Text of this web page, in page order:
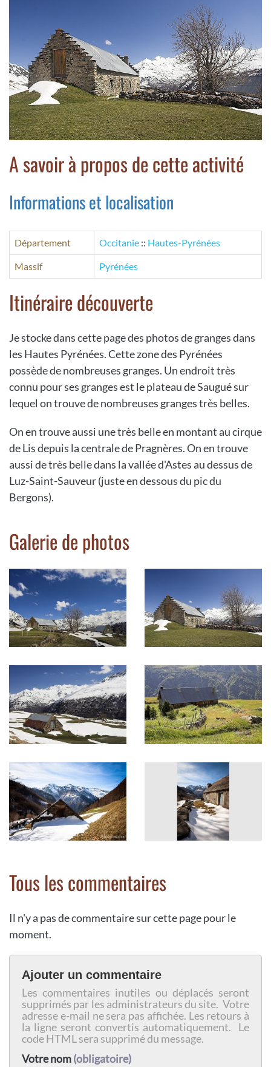
A savoir à propos de cette activité
Informations et localisation
Département Occitanie :: Hautes-Pyrénées
Massif Pyrénées
Itinéraire découverte
Je stocke dans cette page des photos de granges dans
les Hautes Pyrénées. Cette zone des Pyrénées
possède de nombreuses granges. Un endroit très
connu pour ses granges est le plateau de Saugué sur
lequel on trouve de nombreuses granges très belles.
On en trouve aussi une très belle en montant au cirque
de Lis depuis la centrale de Pragnères. On en trouve
aussi de très belle dans la vallée d'Astes au dessus de
Luz-Saint-Sauveur (juste en dessous du pic du
Bergons).
Galerie de photos
Tous les commentaires
Il n'y a pas de commentaire sur cette page pour le
moment.
Ajouter un commentaire
Les commentaires inutiles ou déplacés seront
supprimés par les administrateurs du site. Votre
adresse e-mail ne sera pas affichée. Les retours à
la ligne seront convertis automatiquement. Le
code HTML sera supprimé du message.
Votre nom(obligatoire)